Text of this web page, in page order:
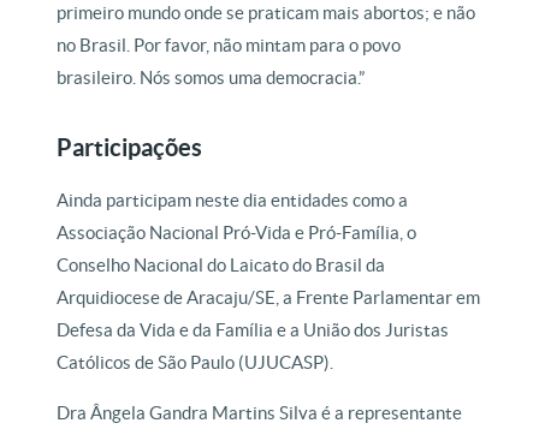
primeiro mundo onde se praticam mais abortos; e não
no Brasil. Por favor, não mintam para o povo
brasileiro. Nós somos uma democracia.”
Participações
Ainda participam neste dia entidades como a
Associação Nacional Pró-Vida e Pró-Família, o
Conselho Nacional do Laicato do Brasil da
Arquidiocese de Aracaju/SE, a Frente Parlamentar em
Defesa da Vida e da Família e a União dos Juristas
Católicos de São Paulo (UJUCASP).
Dra Ângela Gandra Martins Silva é a representante